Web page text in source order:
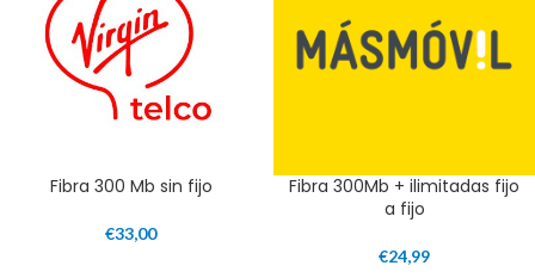
Fibra 300 Mb sin fijo
€33,00
Fibra 300Mb + ilimitadas fijo
a fijo
€24,99